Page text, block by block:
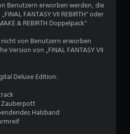
c
e
Benutzern erworben werden, die
FANTASY VII REBIRTH“ oder
& REBIRTH Doppelpack“
von Benutzern erworben
Version von „FINAL FANTASY VII
Deluxe Edition:
Zauberpott
Halsband